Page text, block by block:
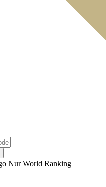
Nur World Ranking